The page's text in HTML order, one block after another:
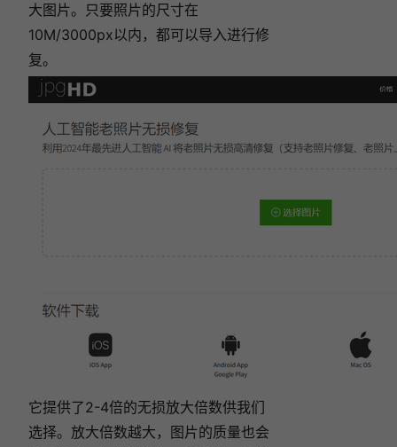
大图片。只要照片的尺寸在
10M/3000px以内，都可以导入进行修
复。
它提供了2-4倍的无损放大倍数供我们
选择。放大倍数越大，图片的质量也会